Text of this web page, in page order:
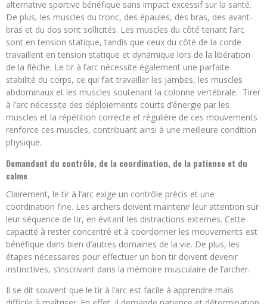
alternative sportive bénéfique sans impact excessif sur la santé.
De plus, les muscles du tronc, des épaules, des bras, des avant-
bras et du dos sont sollicités. Les muscles du côté tenant l’arc
sont en tension statique, tandis que ceux du côté de la corde
travaillent en tension statique et dynamique lors de la libération
de la flèche. Le tir à l’arc nécessite également une parfaite
stabilité du corps, ce qui fait travailler les jambes, les muscles
abdominaux et les muscles soutenant la colonne vertébrale. Tirer
à l’arc nécessite des déploiements courts d’énergie par les
muscles et la répétition correcte et régulière de ces mouvements
renforce ces muscles, contribuant ainsi à une meilleure condition
physique.
Demandant du contrôle, de la coordination, de la patience et du
calme
Clairement, le tir à l’arc exige un contrôle précis et une
coordination fine. Les archers doivent maintenir leur attention sur
leur séquence de tir, en évitant les distractions externes. Cette
capacité à rester concentré et à coordonner les mouvements est
bénéfique dans bien d’autres domaines de la vie. De plus, les
étapes nécessaires pour effectuer un bon tir doivent devenir
instinctives, s’inscrivant dans la mémoire musculaire de l’archer.
Il se dit souvent que le tir à l’arc est facile à apprendre mais